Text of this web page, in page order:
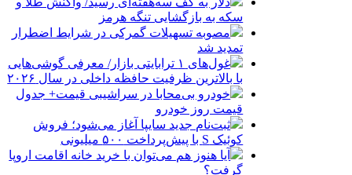
سکه به بازگشایی تنگه هرمز
مصوبه تسهیلات گمرکی در شرایط اضطرار
تمدید شد
غول‌های ۱ ترابایتی بازار/ معرفی گوشی‌هایی
با بالاترین ظرفیت حافظه داخلی در سال ۲۰۲۶
خودرو بی‌محابا در سراشیبی قیمت+ جدول
قیمت روز خودرو
ثبت‌نام جدید سایپا آغاز می‌شود؛ فروش
کوئیک S با پیش‌پرداخت ۵۰۰ میلیونی
آیا هنوز هم می‌توان با خرید خانه اقامت اروپا
گرفت؟